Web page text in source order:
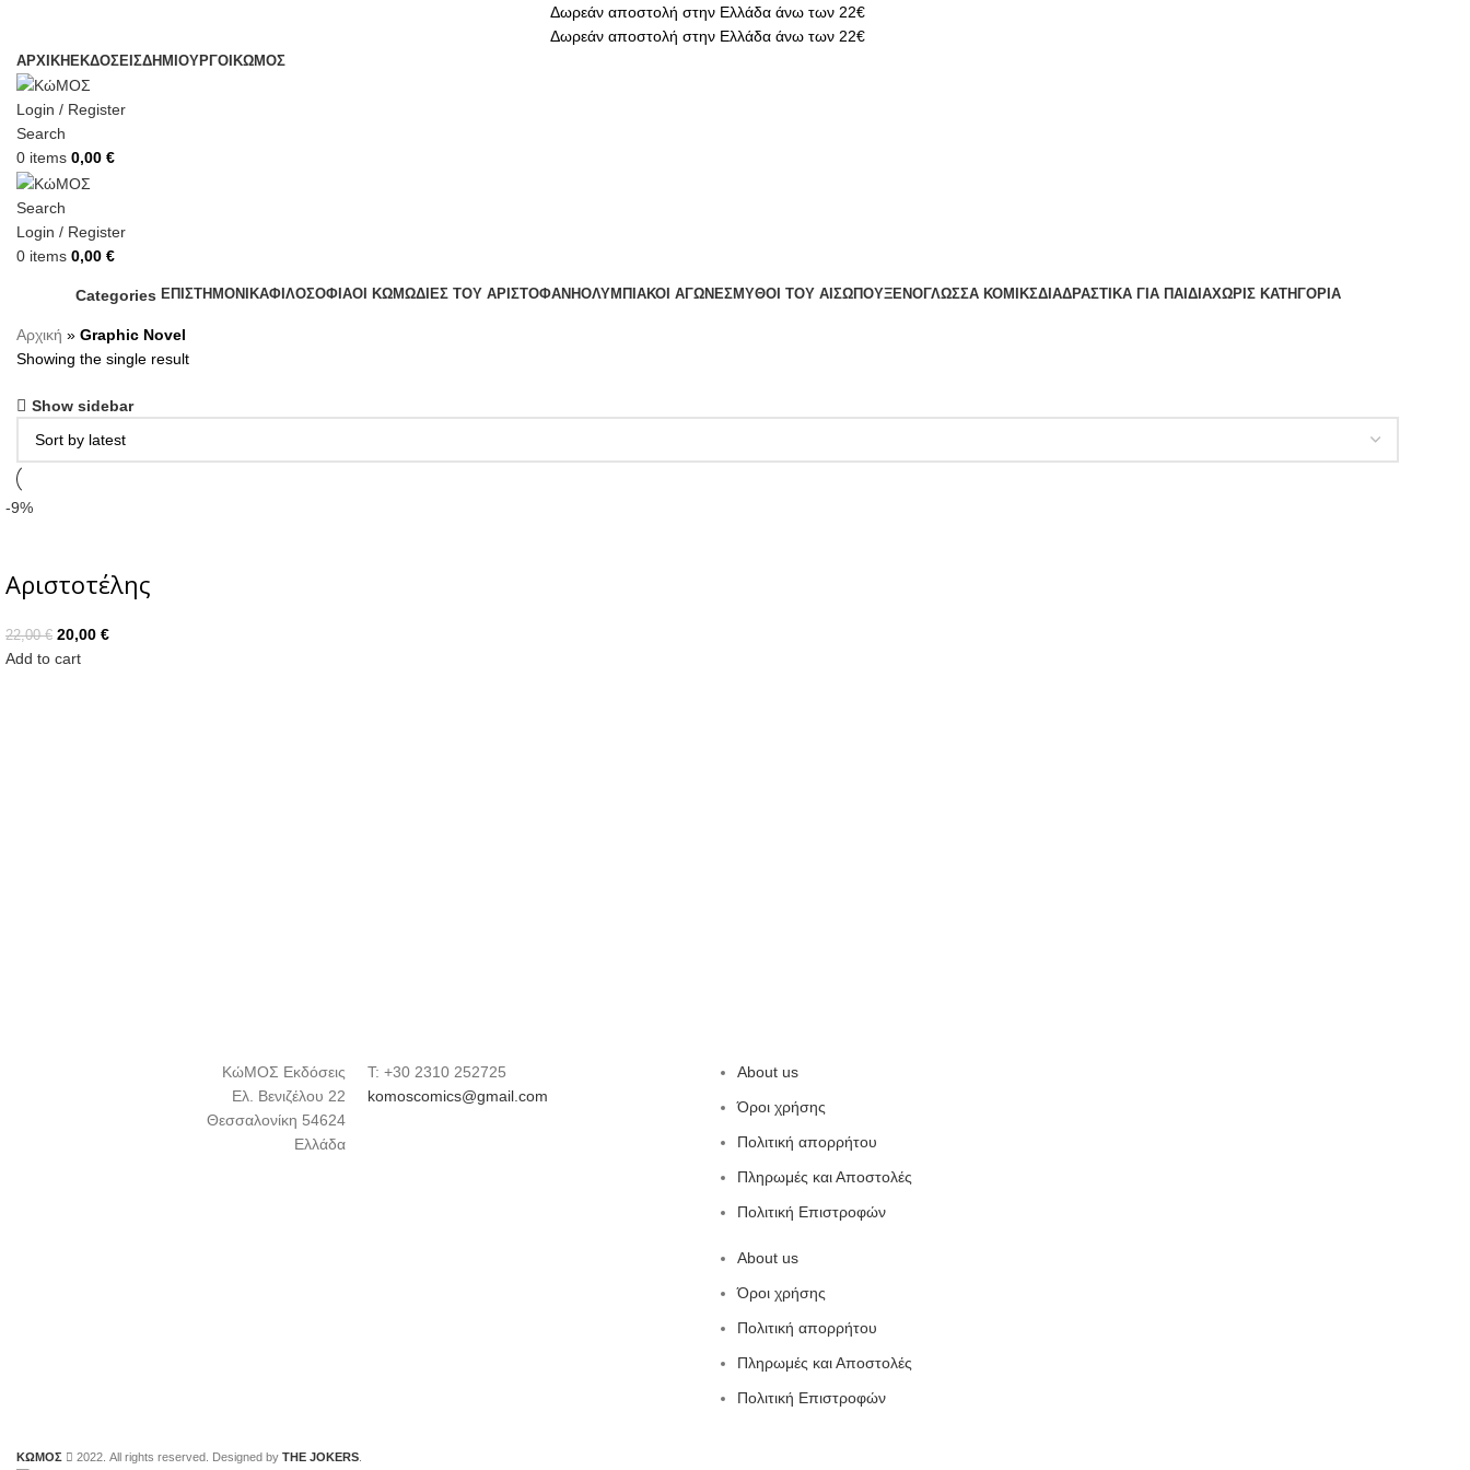
Δωρεάν αποστολή στην Ελλάδα άνω των 22€
Δωρεάν αποστολή στην Ελλάδα άνω των 22€
ΑΡΧΙΚΗ ΕΚΔΟΣΕΙΣΔΗΜΙΟΥΡΓΟΙ ΚΏΜΟΣ
Login / Register
Search
0 items 0,00 €
Search
Login / Register
0 items 0,00 €
Categories ΕΠΙΣΤΗΜΟΝΙΚΑΦΙΛΟΣΟΦΙΑΟΙ ΚΩΜΩΔΙΕΣ ΤΟΥ ΑΡΙΣΤΟΦΑΝΗΟΛΥΜΠΙΑΚΟΙ ΑΓΩΝΕΣΜΥΘΟΙ ΤΟΥ ΑΙΣΩΠΟΥΞΕΝΟΓΛΩΣΣΑ ΚΟΜΙΚΣΔΙΑΔΡΑΣΤΙΚΑ ΓΙΑ ΠΑΙΔΙΑΧΩΡΊΣ ΚΑΤΗΓΟΡΊΑ
Αρχική » Graphic Novel
Showing the single result
Show sidebar
-9%
Αριστοτέλης
22,00€ 20,00 €
Add to cart
ΚώΜΟΣ Εκδόσεις
Ελ. Βενιζέλου 22
Θεσσαλονίκη 54624
Ελλάδα
Τ: +30 2310 252725
komoscomics@gmail.com
About us
Όροι χρήσης
Πολιτική απορρήτου
Πληρωμές και Αποστολές
Πολιτική Επιστροφών
About us
Όροι χρήσης
Πολιτική απορρήτου
Πληρωμές και Αποστολές
Πολιτική Επιστροφών
ΚΩΜΟΣ 2022. All rights reserved. Designed by THE JOKERS